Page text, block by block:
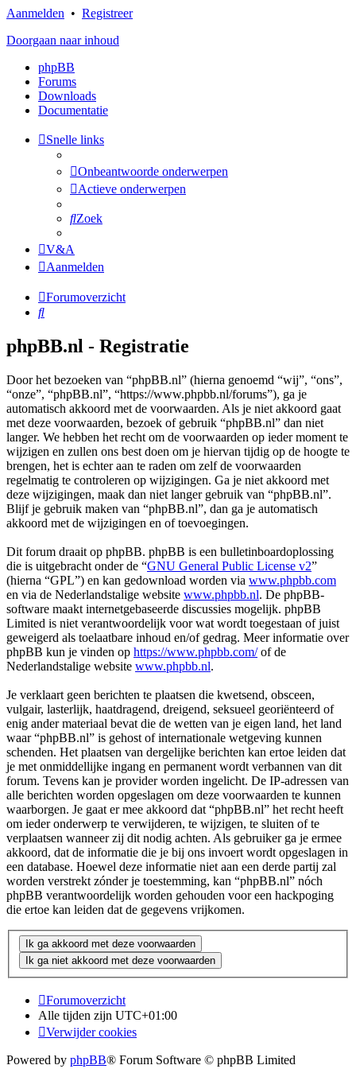
Aanmelden • Registreer
Doorgaan naar inhoud
phpBB
Forums
Downloads
Documentatie
Snelle links
Onbeantwoorde onderwerpen
Actieve onderwerpen
Zoek
V&A
Aanmelden
Forumoverzicht
Zoek
phpBB.nl - Registratie
Door het bezoeken van “phpBB.nl” (hierna genoemd “wij”, “ons”,
“onze”, “phpBB.nl”, “https://www.phpbb.nl/forums”), ga je
automatisch akkoord met de voorwaarden. Als je niet akkoord gaat
met deze voorwaarden, bezoek of gebruik “phpBB.nl” dan niet
langer. We hebben het recht om de voorwaarden op ieder moment te
wijzigen en zullen ons best doen om je hiervan tijdig op de hoogte te
brengen, het is echter aan te raden om zelf de voorwaarden
regelmatig te controleren op wijzigingen. Ga je niet akkoord met
deze wijzigingen, maak dan niet langer gebruik van “phpBB.nl”.
Blijf je gebruik maken van “phpBB.nl”, dan ga je automatisch
akkoord met de wijzigingen en of toevoegingen.
Dit forum draait op phpBB. phpBB is een bulletinboardoplossing
die is uitgebracht onder de “GNU General Public License v2”
(hierna “GPL”) en kan gedownload worden via www.phpbb.com
en via de Nederlandstalige website www.phpbb.nl. De phpBB-
software maakt internetgebaseerde discussies mogelijk. phpBB
Limited is niet verantwoordelijk voor wat wordt toegestaan of juist
geweigerd als toelaatbare inhoud en/of gedrag. Meer informatie over
phpBB kun je vinden op https://www.phpbb.com/of de
Nederlandstalige website www.phpbb.nl.
Je verklaart geen berichten te plaatsen die kwetsend, obsceen,
vulgair, lasterlijk, haatdragend, dreigend, seksueel georiënteerd of
enig ander materiaal bevat die de wetten van je eigen land, het land
waar “phpBB.nl” is gehost of internationale wetgeving kunnen
schenden. Het plaatsen van dergelijke berichten kan ertoe leiden dat
je met onmiddellijke ingang en permanent wordt verbannen van dit
forum. Tevens kan je provider worden ingelicht. De IP-adressen van
alle berichten worden opgeslagen om deze voorwaarden te kunnen
waarborgen. Je gaat er mee akkoord dat “phpBB.nl” het recht heeft
om ieder onderwerp te verwijderen, te wijzigen, te sluiten of te
verplaatsen wanneer zij dit nodig achten. Als gebruiker ga je ermee
akkoord, dat de informatie die je bij ons invoert wordt opgeslagen in
een database. Hoewel deze informatie niet aan een derde partij zal
worden verstrekt zónder je toestemming, kan “phpBB.nl” nóch
phpBB verantwoordelijk worden gehouden voor een hackpoging
die ertoe kan leiden dat de gegevens vrijkomen.
Forumoverzicht
Alle tijden zijn UTC+01:00
Verwijder cookies
Powered by phpBB® Forum Software © phpBB Limited